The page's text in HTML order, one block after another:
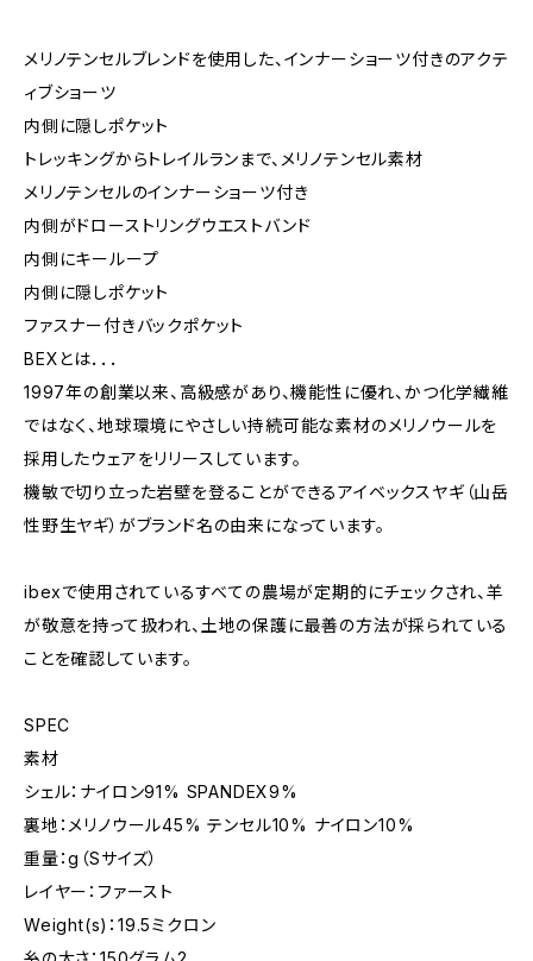
メリノテンセルブレンドを使用した、インナーショーツ付きのアクテ
ィブショーツ
内側に隠しポケット
トレッキングからトレイルランまで、メリノテンセル素材
メリノテンセルのインナーショーツ付き
内側がドローストリングウエストバンド
内側にキーループ
内側に隠しポケット
ファスナー付きバックポケット
BEXとは．．．
1997年の創業以来、高級感があり、機能性に優れ、かつ化学繊維
ではなく、地球環境にやさしい持続可能な素材のメリノウールを
採用したウェアをリリースしています。
機敏で切り立った岩壁を登ることができるアイベックスヤギ（山岳
性野生ヤギ）がブランド名の由来になっています。
ibexで使用されているすべての農場が定期的にチェックされ、羊
が敬意を持って扱われ、土地の保護に最善の方法が採られている
ことを確認しています。
SPEC
素材
シェル：ナイロン91% SPANDEX9%
裏地：メリノウール45% テンセル10% ナイロン10%
重量：g（Sサイズ）
レイヤー：ファースト
Weight(s)：19.5ミクロン